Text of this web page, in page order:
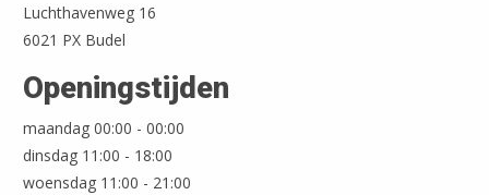
Luchthavenweg 16
6021 PX Budel
Openingstijden
maandag 00:00 - 00:00
dinsdag 11:00 - 18:00
woensdag 11:00 - 21:00